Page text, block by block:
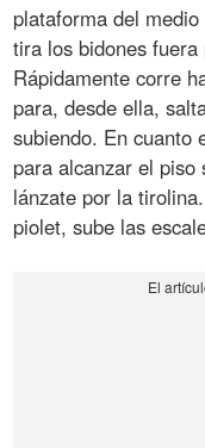
plataforma del
tira los bidones
Rápidamente corre
para, desde ella,
subiendo. En cuanto
para alcanzar el
lánzate por la
piolet, sube las